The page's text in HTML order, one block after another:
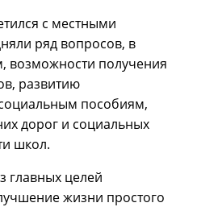
с местными
ряд вопросов, в
возможности получения
развитию
пособиям,
дорог и социальных
школ.
главных целей
жизни простого